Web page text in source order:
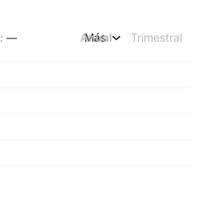
: — Anual Trimestral
Más